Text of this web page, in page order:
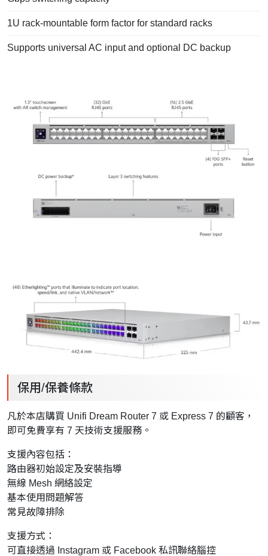
1U rack-mountable form factor for standard racks
Supports universal AC input and optional DC backup
保用/保養條款
凡於本店購買 Unifi Dream Router 7 或 Express 7 的顧客，
即可免費享有 7 天技術支援服務。
支援內容包括：
路由器初始設定及安裝指導
無線 Mesh 網絡設定
基本使用問題解答
常見故障排除
支援方式：
可直接透過 Instagram 或 Facebook 私訊聯絡腦控